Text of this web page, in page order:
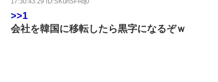
>>1
会社を韓国に移転したら黒字になるぞｗ